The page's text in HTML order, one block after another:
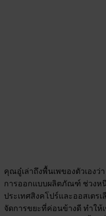
คุณอู๋เล่าถึงพื้นเพของตัวเองว่
การออกแบบผลิตภัณฑ์ ช่วงห
ประเทศสิงคโปร์และออสเตร
จัดการขยะที่ค่อนข้างดี ทำให้